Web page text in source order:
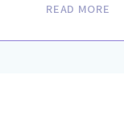
READ MORE